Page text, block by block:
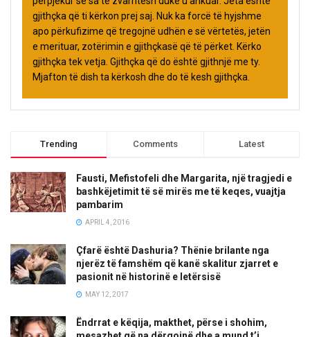
gjithçka që ti kërkon prej saj. Nuk ka forcë të hyjshme
apo përkufizime që tregojnë udhën e së vërtetës, jetën
e merituar, zotërimin e gjithçkasë që të përket. Kërko
gjithçka tek vetja. Gjithçka që do është gjithnjë me ty.
Mjafton të dish ta kërkosh dhe do të kesh gjithçka.
Trending Comments Latest
Fausti, Mefistofeli dhe Margarita, një tragjedi e
bashkëjetimit të së mirës me të keqes, vuajtja
pambarim
APRIL 4, 2016
Çfarë është Dashuria? Thënie brilante nga
njerëz të famshëm që kanë skalitur zjarret e
pasionit në historinë e letërsisë
MAY 12, 2017
Ëndrrat e këqija, makthet, përse i shohim,